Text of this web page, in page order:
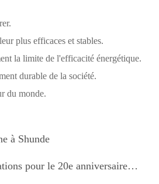
plus efficaces et stables.
la limite de l'efficacité énergétique.
durable de la société.
du monde.
à Shunde
pour le 20e anniversaire